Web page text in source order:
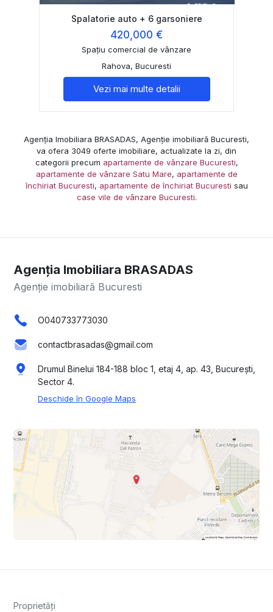
Spalatorie auto + 6 garsoniere
420,000 €
Spațiu comercial de vânzare
Rahova, Bucuresti
Vezi mai multe detalii
Agenția Imobiliara BRASADAS, Agenție imobiliară Bucuresti,
va ofera 3049 oferte imobiliare, actualizate la zi, din
categorii precum apartamente de vânzare Bucuresti,
apartamente de vânzare Satu Mare, apartamente de
închiriat Bucuresti, apartamente de închiriat Bucuresti sau
case vile de vânzare Bucuresti.
Agenția Imobiliara BRASADAS
Agenție imobiliară Bucuresti
O040733773030
contactbrasadas@gmail.com
Drumul Binelui 184-188 bloc 1, etaj 4, ap. 43, București,
Sector 4.
Deschide în Google Maps
Proprietăți